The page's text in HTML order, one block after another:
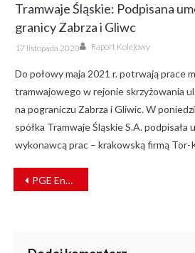
Tramwaje Śląskie: Podpisana
granicy Zabrza i Gliwc
Posted
on
17 listopada 2020 Author
Raport Kolejowy
Do połowy maja 2021 r. potrwają prace
tramwajowego w rejonie skrzyżowania
na pograniczu Zabrza i Gliwic. W
spółka Tramwaje Śląskie S.A. podpisała
wykonawcą prac – krakowską firmą Tor-
NAWIGACJA
WPISU
PGE Energetyka Kolejowa przewodzi inicjatywie bezpieczeństwa pracy na kolei